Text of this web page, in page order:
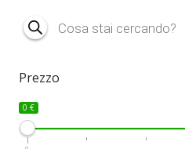
Products
search
Prezzo
0 €